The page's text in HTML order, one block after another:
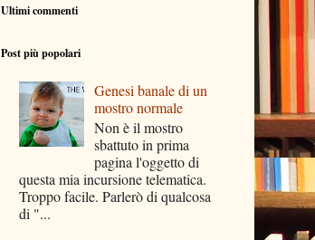
Ultimi commenti
Post più popolari
Genesi banale di un
mostro normale
Non è il mostro
sbattuto in prima
pagina l'oggetto di
questa mia incursione telematica.
Troppo facile. Parlerò di qualcosa
di "...